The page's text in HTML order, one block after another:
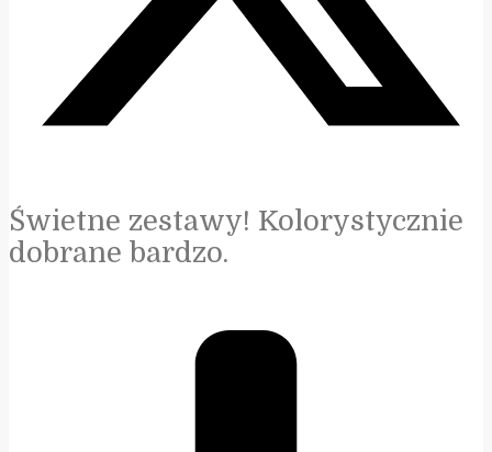
Świetne zestawy! Kolorystycznie
dobrane bardzo.